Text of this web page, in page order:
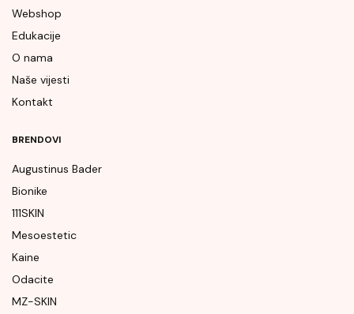
Webshop
Edukacije
O nama
Naše vijesti
Kontakt
BRENDOVI
Augustinus Bader
Bionike
111SKIN
Mesoestetic
Kaine
Odacite
MZ-SKIN